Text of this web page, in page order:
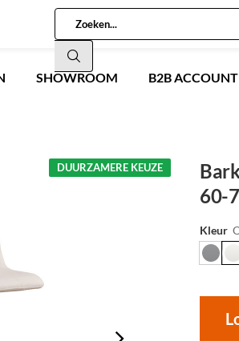
SHOWROOM B2B ACCOUNT
DUURZAMERE KEUZE
60-
Kleur